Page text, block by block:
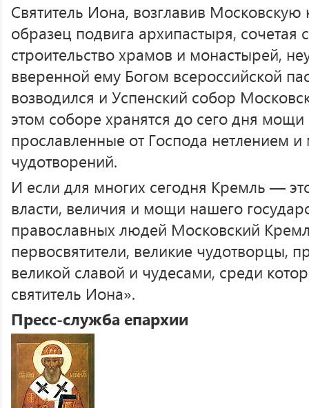
Святитель Иона, возглавив
образец подвига архипастыря,
строительство храмов и монастырей,
вверенной ему Богом всероссийской
возводился и Успенский собор
этом соборе хранятся до сего дня мощи
прославленные от Господа нетлением
чудотворений.
И если для многих сегодня Кремль —
власти, величия и мощи нашего
православных людей Московский
первосвятители, великие чудотворцы,
великой славой и чудесами, среди
святитель Иона».
Пресс-служба епархии